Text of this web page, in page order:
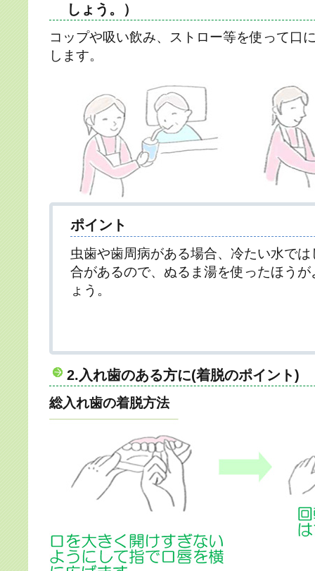
しょう。）
コップや吸い飲み、ストロー等を使って口
します。
ポイント
虫歯や歯周病がある場合、冷たい水では
合があるので、ぬるま湯を使ったほうが
ょう。
2.入れ歯のある方に(着脱のポイント)
総入れ歯の着脱方法